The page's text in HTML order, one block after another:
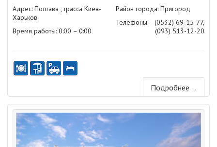
Адрес: Полтава , трасса Киев-
Харьков
Время работы: 0:00 – 0:00
Район города: Пригород
Телефоны:
(0532) 69-15-77,
(093) 513-12-20
Подробнее ...